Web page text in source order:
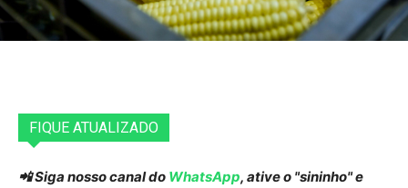
FIQUE ATUALIZADO
📲 Siga nosso canal do WhatsApp, ative o "sininho" e